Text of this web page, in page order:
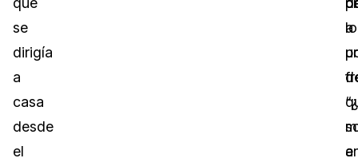
se
dirigía
a
casa
desde
el
lo
a
a